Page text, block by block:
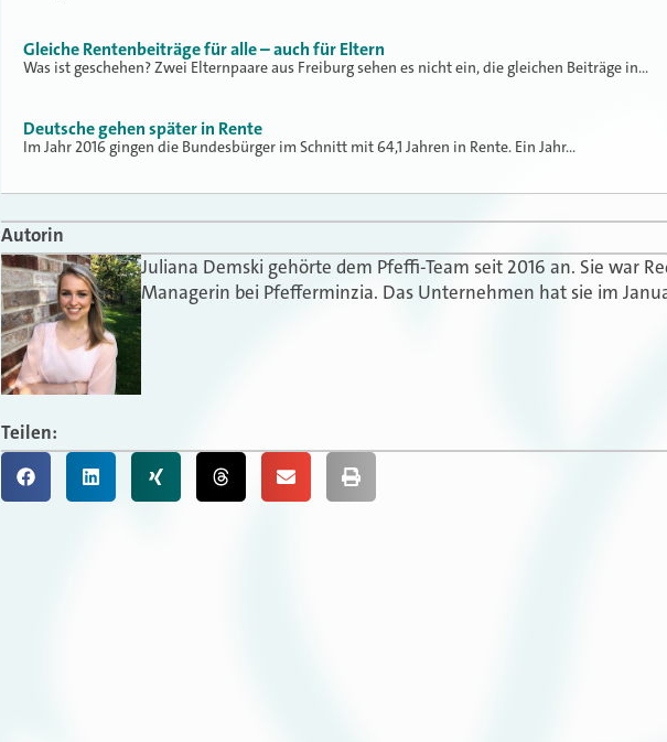
Gleiche Rentenbeiträge für alle – auch für Eltern
Was ist geschehen? Zwei Elternpaare aus Freiburg sehen es nicht ein, die gleichen Beiträge in…
Deutsche gehen später in Rente
Im Jahr 2016 gingen die Bundesbürger im Schnitt mit 64,1 Jahren in Rente. Ein Jahr…
Autorin
Juliana Demski gehörte dem Pfeffi-Team seit 2016 an. Sie war
Managerin bei Pfefferminzia. Das Unternehmen hat sie im
Teilen: